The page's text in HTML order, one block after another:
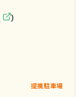
）
提携駐車場